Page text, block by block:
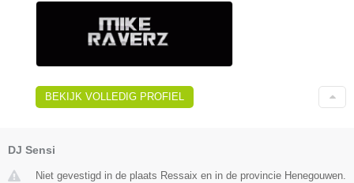
BEKIJK VOLLEDIG PROFIEL
DJ Sensi
Niet gevestigd in de plaats Ressaix en in de provincie Henegouwen.